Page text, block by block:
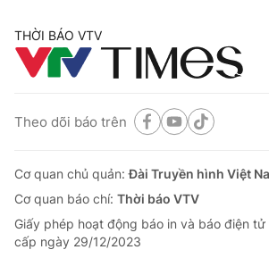
® Cấm sao chép dưới mọi hình thức nếu
thông tin từ website này.
THỜI BÁO VTV
Theo dõi báo trên
Cơ quan chủ quản:Đài Truyền hình Việt
Cơ quan báo chí: Thời báo VTV
Giấy phép hoạt động báo in và báo điện
cấp ngày 29/12/2023